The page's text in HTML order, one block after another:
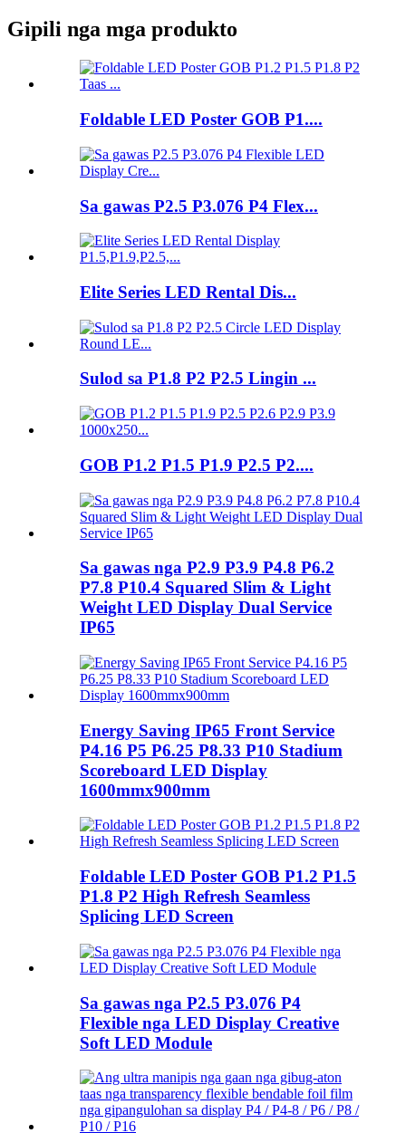
Gipili nga mga produkto
Foldable LED Poster GOB P1....
Sa gawas P2.5 P3.076 P4 Flex...
Elite Series LED Rental Dis...
Sulod sa P1.8 P2 P2.5 Lingin ...
GOB P1.2 P1.5 P1.9 P2.5 P2....
Sa gawas nga P2.9 P3.9 P4.8 P6.2
P7.8 P10.4 Squared Slim & Light
Weight LED Display Dual Service
IP65
Energy Saving IP65 Front Service
P4.16 P5 P6.25 P8.33 P10 Stadium
Scoreboard LED Display
1600mmx900mm
Foldable LED Poster GOB P1.2 P1.5
P1.8 P2 High Refresh Seamless
Splicing LED Screen
Sa gawas nga P2.5 P3.076 P4
Flexible nga LED Display Creative
Soft LED Module